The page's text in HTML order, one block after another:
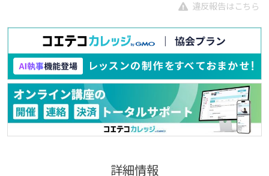
違反報告はこちら
詳細情報